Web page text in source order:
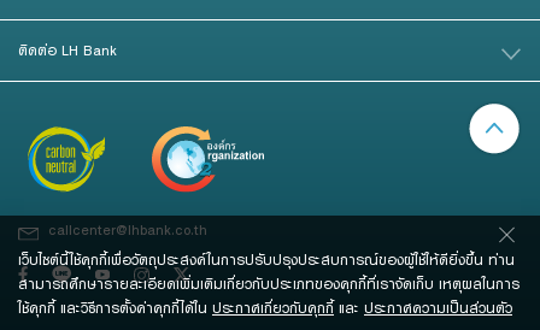
ติดต่อ LH Bank
callcenter@lhbank.co.th
เว็บไซต์นี้ใช้คุกกี้เพื่อวัตถุประสงค์ในการปรับปรุงประสบการณ์ของผู้ใช้ให้ดียิ่งขึ้น ท่าน
สามารถศึกษารายละเอียดเพิ่มเติมเกี่ยวกับประเภทของคุกกี้ที่เราจัดเก็บ เหตุผลในการ
ใช้คุกกี้ และวิธีการตั้งค่าคุกกี้ได้ใน ประกาศเกี่ยวกับคุกกี้และ ประกาศความเป็นส่วนตัว